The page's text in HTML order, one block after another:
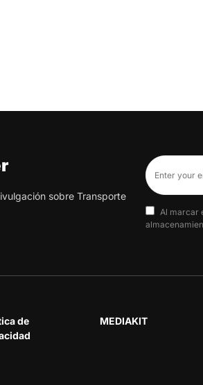
sobre Transporte
Al marcar
de
MEDIAKIT